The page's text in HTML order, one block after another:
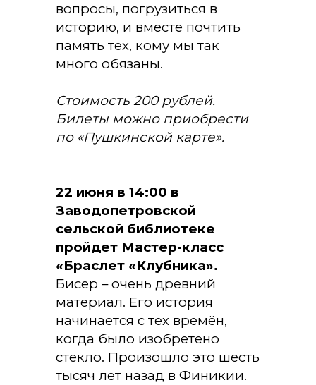
вопросы, погрузиться в
историю, и вместе почтить
память тех, кому мы так
много обязаны.
Стоимость 200 рублей.
Билеты можно приобрести
по «Пушкинской карте».
22 июня в 14:00 в
Заводопетровской
сельской библиотеке
пройдет Мастер-класс
«Браслет «Клубника».
Бисер – очень древний
материал. Его история
начинается с тех времён,
когда было изобретено
стекло. Произошло это шесть
тысяч лет назад в Финикии.